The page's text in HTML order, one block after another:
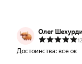
Олег
Достоинства: все ок